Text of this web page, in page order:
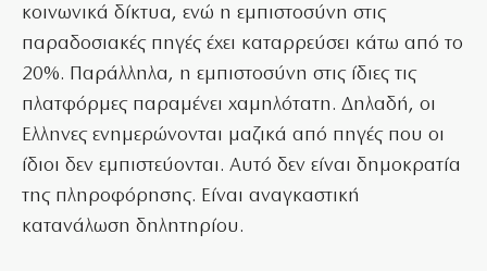
κοινωνικά δίκτυα, ενώ η εμπιστοσύνη στις
παραδοσιακές πηγές έχει καταρρεύσει κάτω από το
20%. Παράλληλα, η εμπιστοσύνη στις ίδιες τις
πλατφόρμες παραμένει χαμηλότατη. Δηλαδή, οι
Ελληνες ενημερώνονται μαζικά από πηγές που οι
ίδιοι δεν εμπιστεύονται. Αυτό δεν είναι δημοκρατία
της πληροφόρησης. Είναι αναγκαστική
κατανάλωση δηλητηρίου.